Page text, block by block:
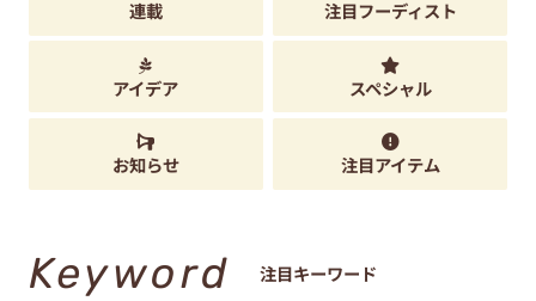
連載 注目フーディスト
アイデア スペシャル
お知らせ 注目アイテム
Keyword 注目キーワード